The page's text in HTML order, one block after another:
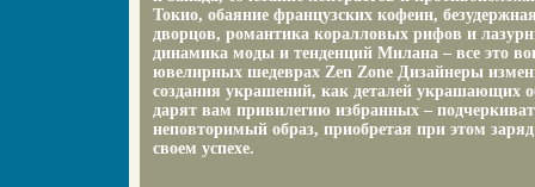
Токио, обаяние французских кофеин,
дворцов, романтика коралловых рифов и
динамика моды и тенденций Милана – все это
ювелирных шедеврах Zen Zone Дизайнеры
создания украшений, как деталей украшающих
дарят вам привилегию избранных –
неповторимый образ, приобретая при этом
своем успехе.